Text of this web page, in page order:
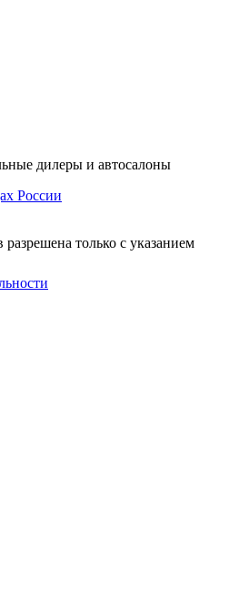
дилеры и автосалоны
России
только с указанием